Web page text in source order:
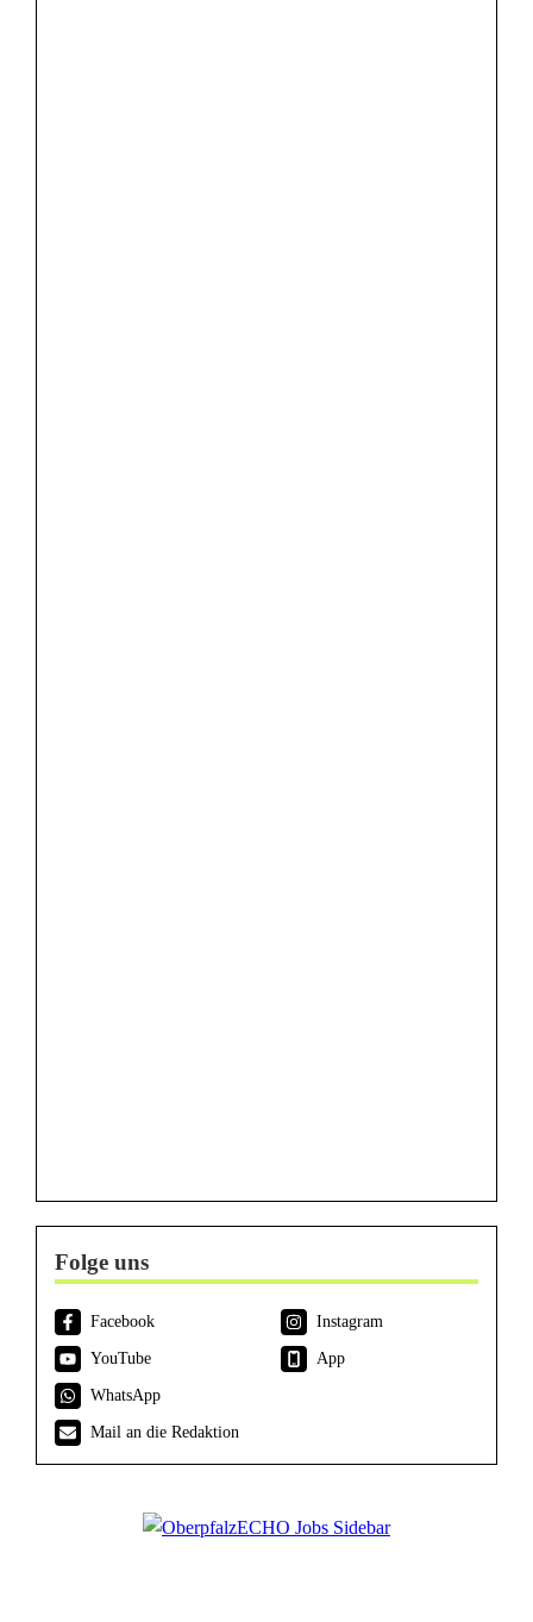
Folge uns
Facebook
Instagram
YouTube
App
WhatsApp
Mail an die Redaktion